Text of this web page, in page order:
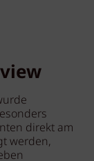
direkt am
werden,